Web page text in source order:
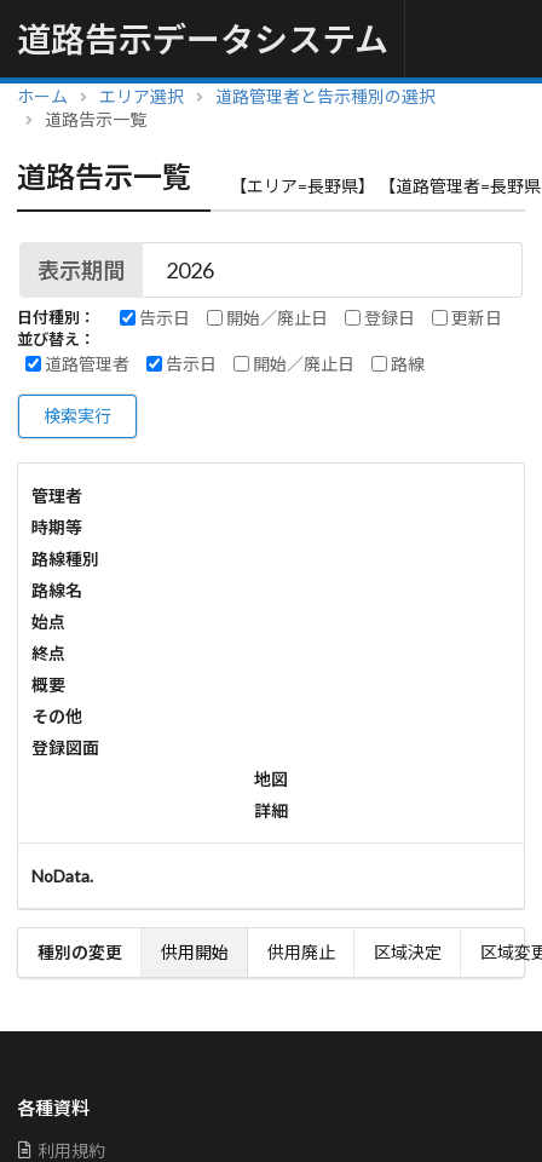
道路告示データシステム
ホーム エリア選択
道路管理者と告示種別の選択
道路告示一覧
道路告示一覧 【エリア=長野県】 【道路管理者=長野
表示期間
日付種別： 告示日 開始／廃止日 登録日 更新日
並び替え：
道路管理者 告示日 開始／廃止日 路線
検索実行
管理者
時期等
路線種別
路線名
始点
終点
概要
その他
登録図面
地図
詳細
NoData.
種別の変更 供用開始 供用廃止 区域決定 区域変
各種資料
利用規約